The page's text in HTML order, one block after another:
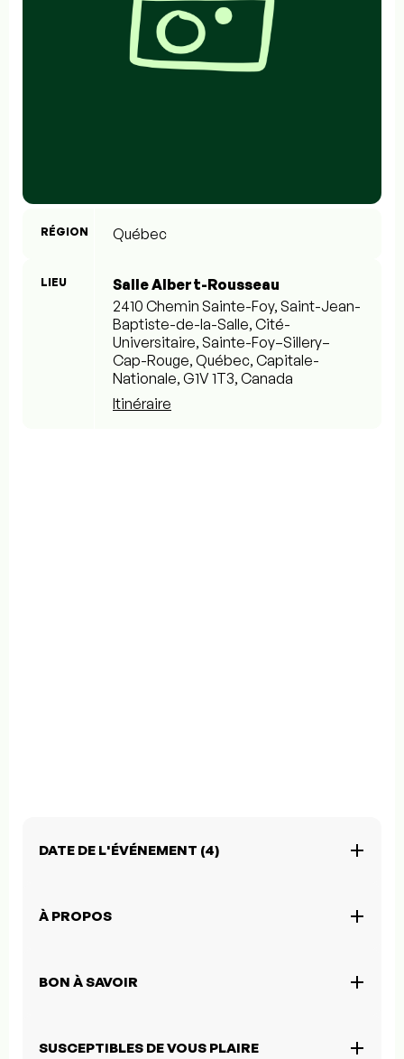
RÉGION Québec
LIEU
Salle Albert-Rousseau
2410 Chemin Sainte-Foy, Saint-Jean-
Baptiste-de-la-Salle, Cité-
Universitaire, Sainte-Foy–Sillery–
Cap-Rouge, Québec, Capitale-
Nationale, G1V 1T3, Canada
Itinéraire
DATE DE L'ÉVÉNEMENT (4)
À PROPOS
BON À SAVOIR
SUSCEPTIBLES DE VOUS PLAIRE